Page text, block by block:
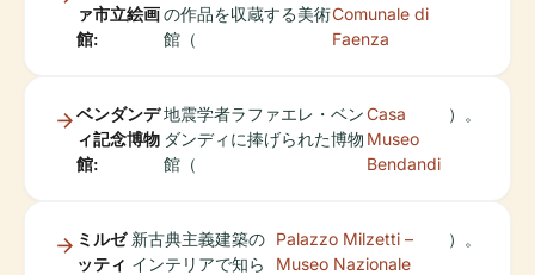
ァ市立絵画
館:
の作品を収蔵する美術
館（
Comunale di
Faenza
ベンダンデ
ィ記念博物
館:
地震学者ラファエレ・ベン
ダンディに捧げられた博物
館（
Casa
Museo
Bendandi
）。
ミルゼ
ッティ
新古典主義建築の
インテリアで知ら
Palazzo Milzetti –
Museo Nazionale
）。